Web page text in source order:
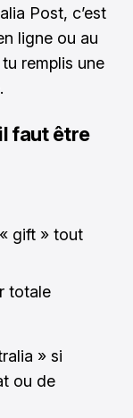
Post, c’est
ligne ou au
remplis une
faut être
gift » tout
totale
» si
ou de